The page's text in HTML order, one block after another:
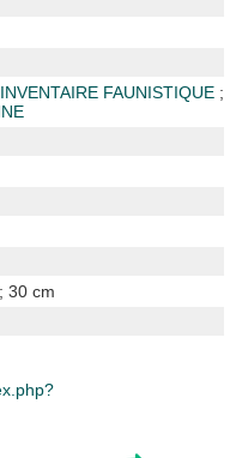
INVENTAIRE FAUNISTIQUE ;
30 cm